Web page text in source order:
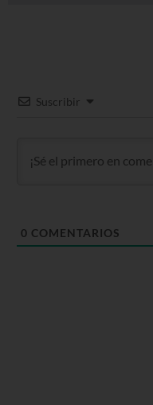
Suscribir
0 COMENTARIOS